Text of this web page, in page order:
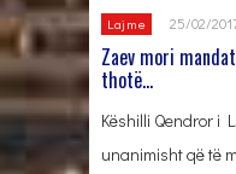
Lajme 25/02/
Zaev mori
thotë…
Këshilli Qendror i
unanimisht që të